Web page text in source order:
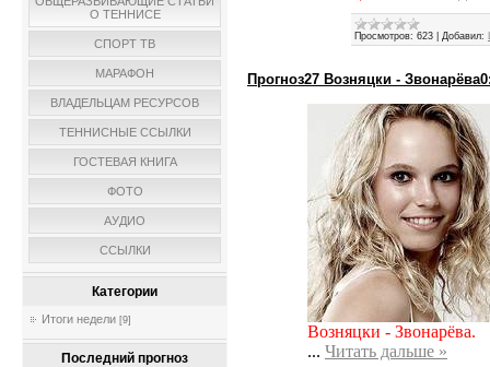
О ТЕННИСЕ
СПОРТ ТВ
МАРАФОН
ВЛАДЕЛЬЦАМ РЕСУРСОВ
ТЕННИСНЫЕ ССЫЛКИ
ГОСТЕВАЯ КНИГА
ФОТО
АУДИО
ССЫЛКИ
Категории
Итоги недели [9]
Последний прогноз
Просмотров: 623 Добавил:
Прогноз27 Возняцки -
Возняцки - Звонарёва.
... Читать дальше »